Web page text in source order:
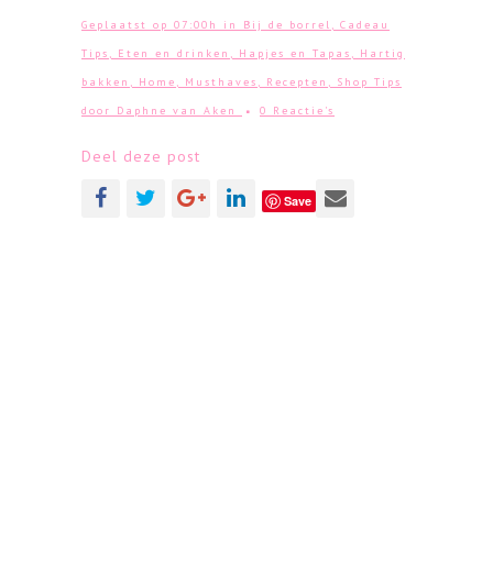
Geplaatst op 07:00h in Bij de borrel , Cadeau
Tips , Eten en drinken , Hapjes en Tapas , Hartig
bakken , Home , Musthaves , Recepten , Shop Tips
door Daphne van Aken 0 Reactie's
Deel deze post
Save